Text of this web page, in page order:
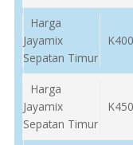
Harga
Jayamix
Sepatan Timur
K400
Harga
Jayamix
Sepatan Timur
K450